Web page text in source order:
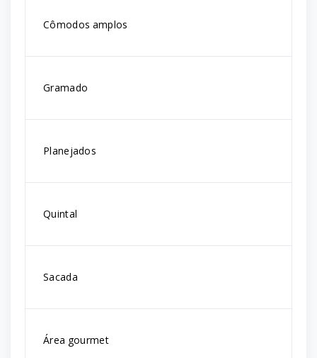
Cômodos amplos
Gramado
Planejados
Quintal
Sacada
Área gourmet